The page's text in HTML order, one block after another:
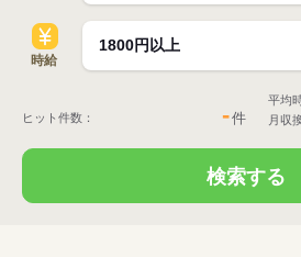
時給
ヒット件数： -件
平均
月収
検索する